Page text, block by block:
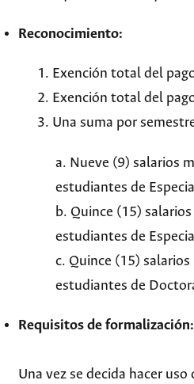
Reconocimiento:
1. Exención total del
2. Exención total del
3. Una suma por
a. Nueve (9) salarios
estudiantes de
b. Quince (15)
estudiantes de
c. Quince (15)
estudiantes de
Requisitos de formalización:
Una vez se decida hacer